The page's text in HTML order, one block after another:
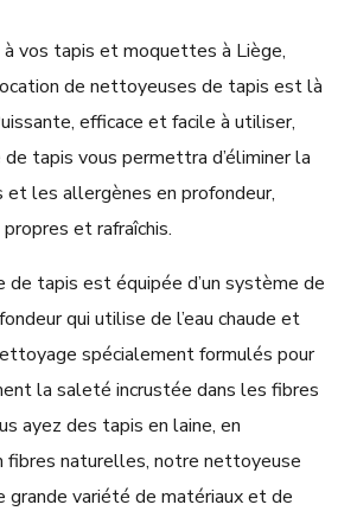
à vos tapis et moquettes à Liège,
de nettoyeuses de tapis est là
efficace et facile à utiliser,
tapis vous permettra d’éliminer la
les allergènes en profondeur,
et rafraîchis.
tapis est équipée d’un système de
qui utilise de l’eau chaude et
spécialement formulés pour
la saleté incrustée dans les fibres
ayez des tapis en laine, en
fibres naturelles, notre nettoyeuse
grande variété de matériaux et de